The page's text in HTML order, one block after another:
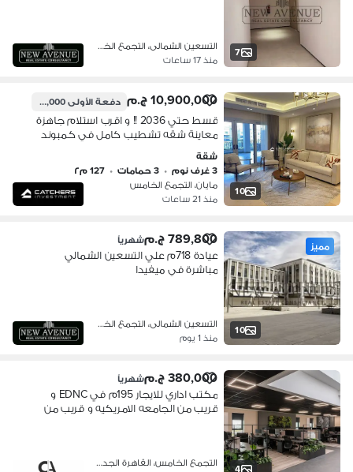
7
التسعين الشمالى، التجمع الخامس
منذ 17 ساعات
10
10,900,000 ج.م دفعة الأولى1,090,000 ج.م
قسط حتي 2036 !! و اقرب استلام جاهزة
معاينة شقه تشطيب كامل في كمبوند
مايان التجمع الخامس دقايق للجامعه
الامريكيه و بجوار ميفيدا و هايد بارك
شقة
3 غرف نوم
• 3 حمامات • 127 م٢
مايان، التجمع الخامس
منذ 21 ساعات
10
مميز 789,800 ج.م شهرياً
عيادة 718م علي التسعين الشمالي
مباشرة في ميفيدا
التسعين الشمالى، التجمع الخامس
منذ 1 يوم
4
380,000 ج.م شهرياً
مكتب اداري للايجار 195م في EDNC و
قريب من الجامعه الامريكيه و قريب من
التجمع الخامس، القاهرة الجديدة